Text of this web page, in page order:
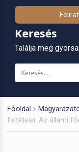
Keresés
Találja meg
Főoldal
feltételei. Az állami